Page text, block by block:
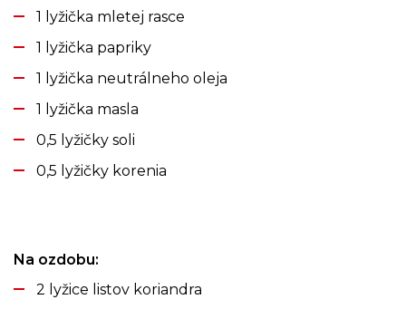
1 lyžička mletej rasce
1 lyžička papriky
1 lyžička neutrálneho oleja
1 lyžička masla
0,5 lyžičky soli
0,5 lyžičky korenia
Na ozdobu:
2 lyžice listov koriandra